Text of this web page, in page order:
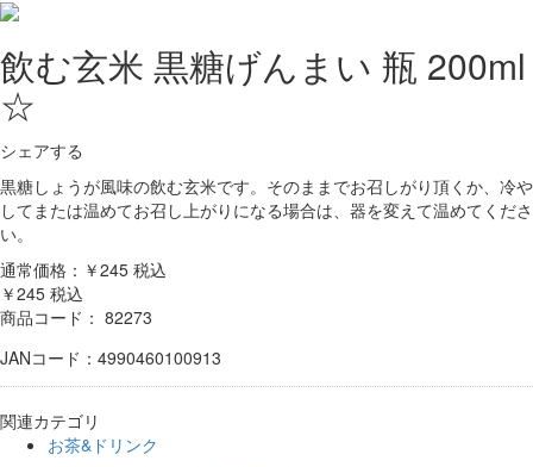
飲む玄米 黒糖げんまい 瓶 200ml
☆
シェアする
黒糖しょうが風味の飲む玄米です。そのままでお召しがり頂くか、冷や
してまたは温めてお召し上がりになる場合は、器を変えて温めてくださ
い。
通常価格：￥245 税込
￥245 税込
商品コード： 82273
JANコード：4990460100913
関連カテゴリ
お茶&ドリンク